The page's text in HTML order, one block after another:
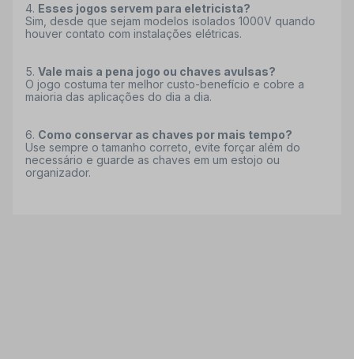
Esses jogos servem para eletricista?
Sim, desde que sejam modelos isolados 1000V quando
houver contato com instalações elétricas.
Vale mais a pena jogo ou chaves avulsas?
O jogo costuma ter melhor custo-benefício e cobre a
maioria das aplicações do dia a dia.
Como conservar as chaves por mais tempo?
Use sempre o tamanho correto, evite forçar além do
necessário e guarde as chaves em um estojo ou
organizador.